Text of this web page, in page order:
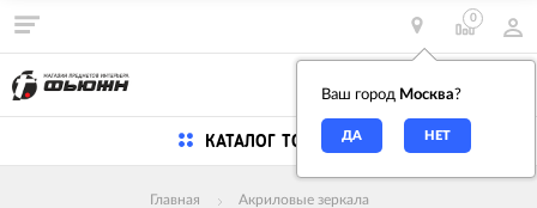
Ваш город Москва?
0
КАТАЛОГ ТОВАРОВ
Главная Акриловые зеркала